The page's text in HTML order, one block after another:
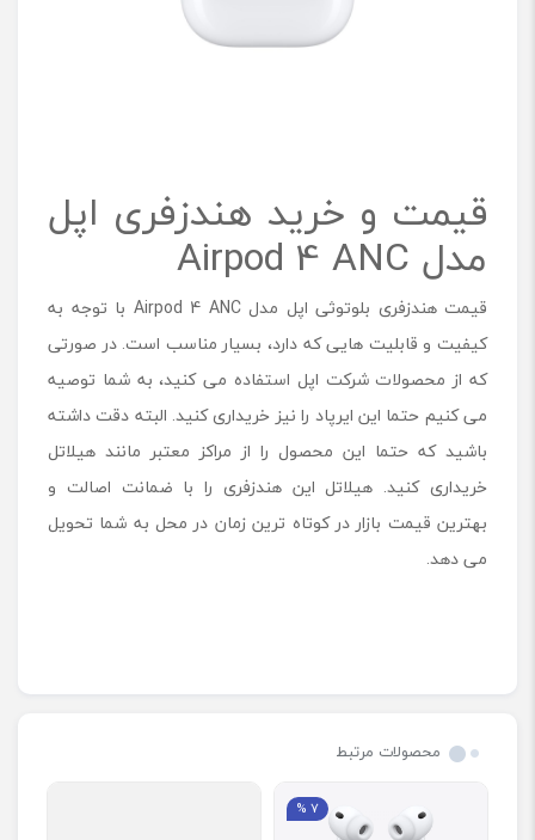
قیمت و خرید هندزفری اپل
مدل Airpod 4 ANC
قیمت هندزفری بلوتوثی اپل مدل Airpod 4 ANC با توجه به
کیفیت و قابلیت هایی که دارد، بسیار مناسب است. در صورتی
که از محصولات شرکت اپل استفاده می کنید، به شما توصیه
می کنیم حتما این ایرپاد را نیز خریداری کنید. البته دقت داشته
باشید که حتما این محصول را از مراکز معتبر مانند هیلاتل
خریداری کنید. هیلاتل این هندزفری را با ضمانت اصالت و
بهترین قیمت بازار در کوتاه ترین زمان در محل به شما تحویل
می دهد.
محصولات مرتبط
7 %